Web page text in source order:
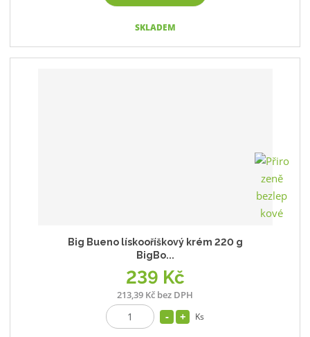
SKLADEM
Big Bueno lískooříškový krém 220 g
BigBo...
239 Kč
213,39 Kč bez DPH
Ks